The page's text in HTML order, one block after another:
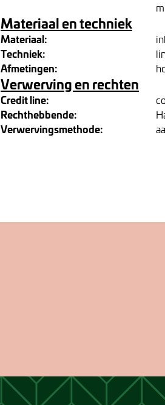
Materiaal en techniek
Materiaal:
Techniek:
Afmetingen:
Verwerving en rechten
Credit line:
Rechthebbende:
Verwervingsmethode: